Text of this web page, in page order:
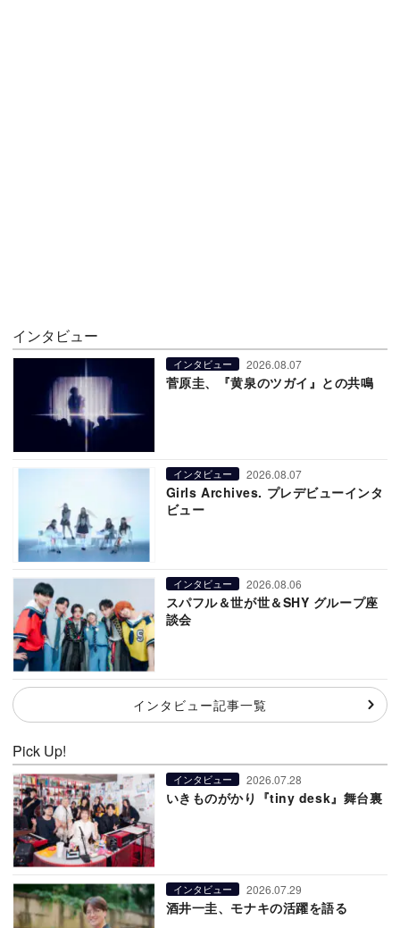
インタビュー
インタビュー 2026.08.07
菅原圭、『黄泉のツガイ』との共鳴
インタビュー 2026.08.07
Girls Archives. プレデビューインタ
ビュー
インタビュー 2026.08.06
スパフル＆世が世＆SHY グループ座
談会
インタビュー記事一覧
Pick Up!
インタビュー 2026.07.28
いきものがかり『tiny desk』舞台裏
インタビュー 2026.07.29
酒井一圭、モナキの活躍を語る